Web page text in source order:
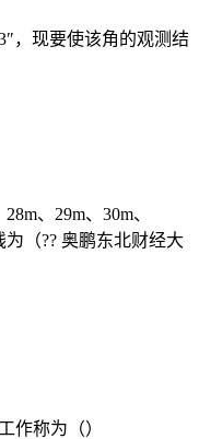
，现要使该角的观测结
、29m、30m、
（?? 奥鹏东北财经大
作称为（）